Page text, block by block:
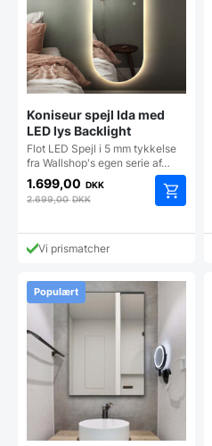
Koniseur spejl Ida med
LED lys Backlight
Flot LED Spejl i 5 mm tykkelse
fra Wallshop's egen serie af…
1.699,00 DKK
2.699,00DKK
Vi prismatcher
Populært